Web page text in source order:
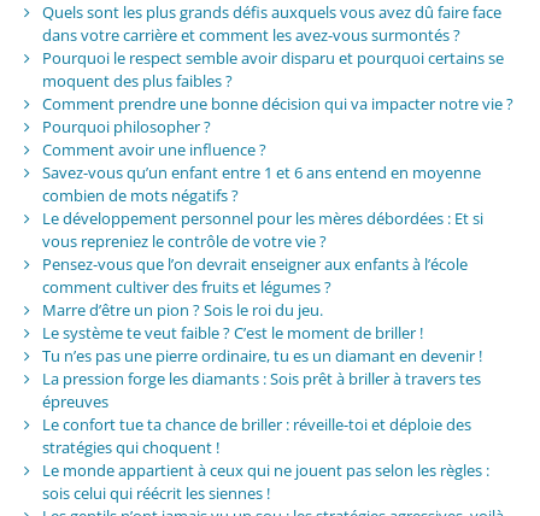
Quels sont les plus grands défis auxquels vous avez dû faire face
dans votre carrière et comment les avez-vous surmontés ?
Pourquoi le respect semble avoir disparu et pourquoi certains se
moquent des plus faibles ?
Comment prendre une bonne décision qui va impacter notre vie ?
Pourquoi philosopher ?
Comment avoir une influence ?
Savez-vous qu’un enfant entre 1 et 6 ans entend en moyenne
combien de mots négatifs ?
Le développement personnel pour les mères débordées : Et si
vous repreniez le contrôle de votre vie ?
Pensez-vous que l’on devrait enseigner aux enfants à l’école
comment cultiver des fruits et légumes ?
Marre d’être un pion ? Sois le roi du jeu.
Le système te veut faible ? C’est le moment de briller !
Tu n’es pas une pierre ordinaire, tu es un diamant en devenir !
La pression forge les diamants : Sois prêt à briller à travers tes
épreuves
Le confort tue ta chance de briller : réveille-toi et déploie des
stratégies qui choquent !
Le monde appartient à ceux qui ne jouent pas selon les règles :
sois celui qui réécrit les siennes !